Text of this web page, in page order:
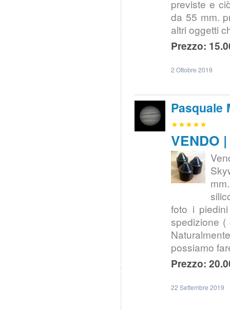
previste e
da 55 mm.
altri oggetti
Prezzo:
2 Ottobre 2019
Pasquale
VENDO
foto i
spedizione
possiamo
Prezzo:
22 Settembre 2019